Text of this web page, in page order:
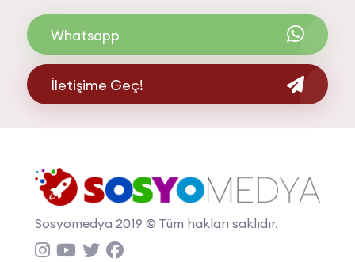
Whatsapp
İletişime Geç!
Sosyomedya 2019 © Tüm hakları saklıdır.